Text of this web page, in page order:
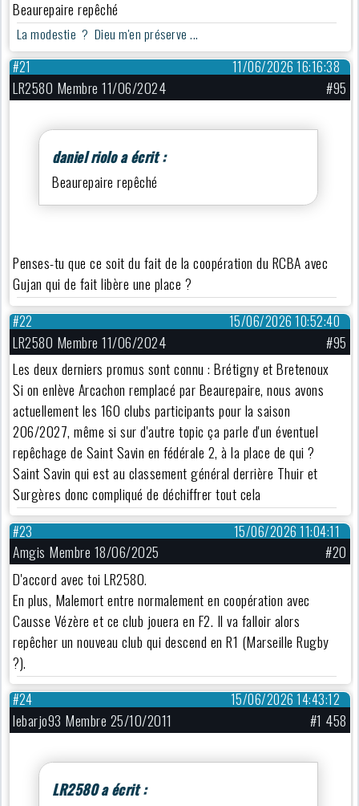
Beaurepaire repêché
La modestie ? Dieu m'en préserve ...
11/06/2026 16:16:38
#21
LR2580 Membre 11/06/2024 #95
daniel riolo a écrit :
Beaurepaire repêché
Penses-tu que ce soit du fait de la coopération du RCBA avec
Gujan qui de fait libère une place ?
15/06/2026 10:52:40
#22
LR2580 Membre 11/06/2024
#95
Les deux derniers promus sont connu : Brétigny et Bretenoux
Si on enlève Arcachon remplacé par Beaurepaire, nous avons
actuellement les 160 clubs participants pour la saison
206/2027, même si sur d'autre topic ça parle d'un éventuel
repêchage de Saint Savin en fédérale 2, à la place de qui ?
Saint Savin qui est au classement général derrière Thuir et
Surgères donc compliqué de déchiffrer tout cela
15/06/2026 11:04:11
#23
Amgis Membre 18/06/2025
#20
D'accord avec toi LR2580.
En plus, Malemort entre normalement en coopération avec
Causse Vézère et ce club jouera en F2. Il va falloir alors
repêcher un nouveau club qui descend en R1 (Marseille Rugby
?).
15/06/2026 14:43:12
#24
lebarjo93 Membre 25/10/2011 #1 458
LR2580 a écrit :